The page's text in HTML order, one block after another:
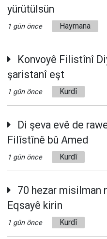
yürütülsün
1 gün önce Haymana
Konvoyê Filistînî
şaristanî eşt
1 gün önce Kurdî
Di şeva evê de
Filîstînê bû Amed
1 gün önce Kurdî
70 hezar misilman
Eqsayê kirin
1 gün önce Kurdî